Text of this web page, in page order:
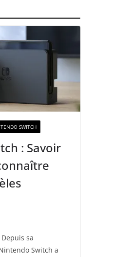
SWITCH
: Savoir
sa
Switch a